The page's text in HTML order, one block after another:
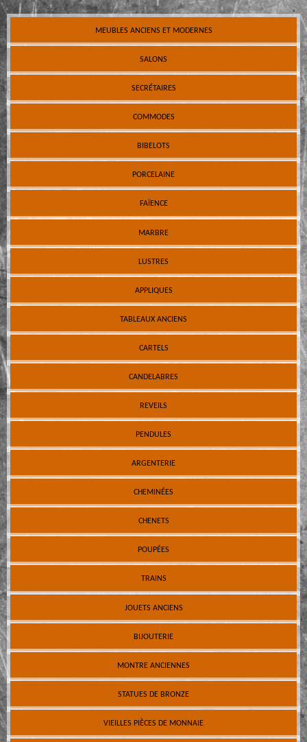
MEUBLES ANCIENS ET MODERNES
SALONS
SECRÉTAIRES
COMMODES
BIBELOTS
PORCELAINE
FAÏENCE
MARBRE
LUSTRES
APPLIQUES
TABLEAUX ANCIENS
CARTELS
CANDELABRES
REVEILS
PENDULES
ARGENTERIE
CHEMINÉES
CHENETS
POUPÉES
TRAINS
JOUETS ANCIENS
BIJOUTERIE
MONTRE ANCIENNES
STATUES DE BRONZE
VIEILLES PIÈCES DE MONNAIE